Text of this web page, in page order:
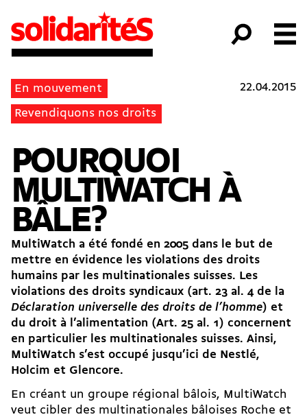
En mouvement
Revendiquons nos droits
22.04.2015
POURQUOI
MULTIWATCH À
BÂLE?
MultiWatch a été fondé en 2005 dans le but de
mettre en évidence les violations des droits
humains par les multinationales suisses. Les
violations des droits syndicaux (art. 23 al. 4 de la
Déclaration universelle des droits de l’homme) et
du droit à l’alimentation (Art. 25 al. 1) concernent
en particulier les multinationales suisses. Ainsi,
MultiWatch s’est occupé jusqu’ici de Nestlé,
Holcim et Glencore.
En créant un groupe régional bâlois, Multi­Watch
veut cibler des multinationales bâloises Roche et